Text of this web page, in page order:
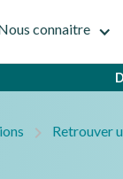
connaitre
Retrouver